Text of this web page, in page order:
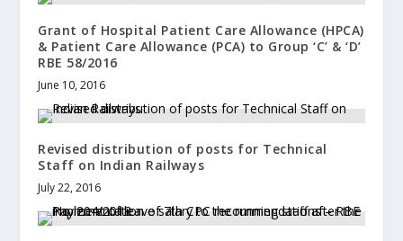
Grant of Hospital Patient Care Allowance (HPCA)
& Patient Care Allowance (PCA) to Group ‘C’ & ‘D’
RBE 58/2016
June 10, 2016
Revised distribution of posts for Technical
Staff on Indian Railways
July 22, 2016